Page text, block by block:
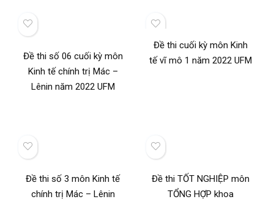
Đề thi số 06 cuối kỳ môn
Kinh tế chính trị Mác –
Lênin năm 2022 UFM
Đề thi cuối kỳ môn Kinh
tế vĩ mô 1 năm 2022 UFM
Đề thi số 3 môn Kinh tế
chính trị Mác – Lênin
Đề thi TỐT NGHIỆP môn
TỔNG HỢP khoa